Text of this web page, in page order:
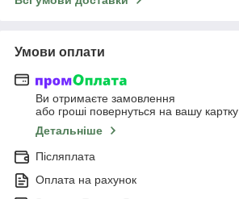
Умови оплати
Ви отримаєте замовлення
або гроші повернуться на вашу картку
Детальніше
Післяплата
Оплата на рахунок